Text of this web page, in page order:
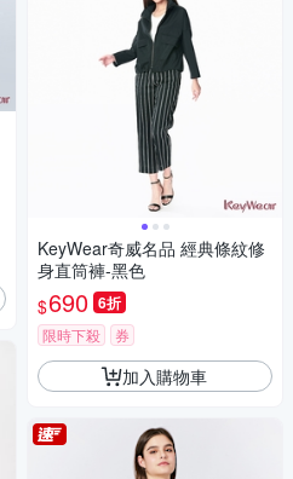
KeyWear奇威名品 經典條紋修
身直筒褲-黑色
$690 6折
限時下殺 券
加入購物車